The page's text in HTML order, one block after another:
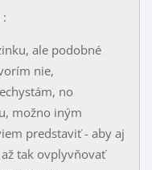
ale podobné
nie,
no
možno iným
predstaviť - aby aj
tak ovplyvňovať